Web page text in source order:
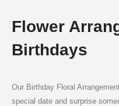
Flower
Birthdays
Our Birthday Floral
special date and surprise